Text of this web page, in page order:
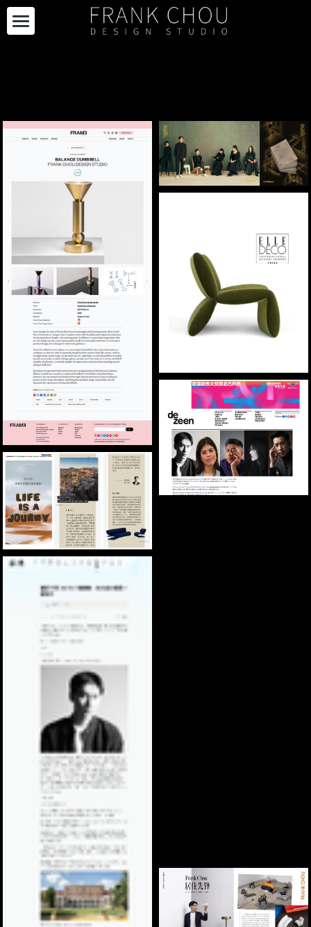
自有产品
限量系列
RECTANGLE 系列
ENSEMBLE
DIALOGUE
其他
项目案例
项目合作
展览设计
策展
最新资讯
最新资讯
媒体报道
加入我们